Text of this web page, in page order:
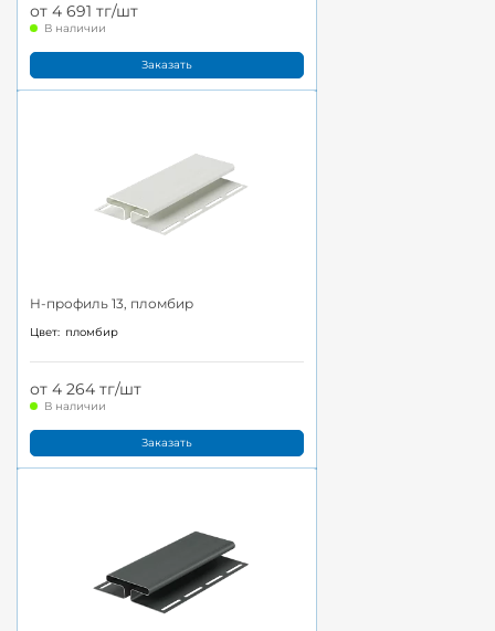
от 4 691 тг/шт
В наличии
Заказать
H-профиль 13, пломбир
Цвет: пломбир
от 4 264 тг/шт
В наличии
Заказать